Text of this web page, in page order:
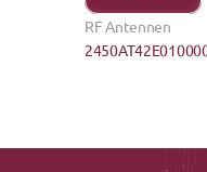
RF Antennen